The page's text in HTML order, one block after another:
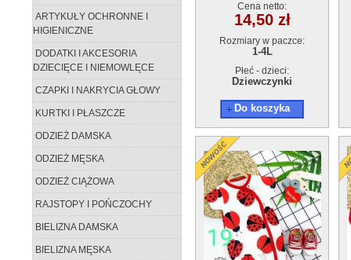
ARTYKUŁY OCHRONNE I
HIGIENICZNE
DODATKI I AKCESORIA
DZIECIĘCE I NIEMOWLĘCE
CZAPKI I NAKRYCIA GŁOWY
KURTKI I PŁASZCZE
ODZIEŻ DAMSKA
ODZIEŻ MĘSKA
ODZIEŻ CIĄŻOWA
RAJSTOPY I POŃCZOCHY
BIELIZNA DAMSKA
BIELIZNA MĘSKA
Cena netto:
14,50 zł
Rozmiary w paczce:
1-4L
Płeć - dzieci:
Dziewczynki
Do koszyka